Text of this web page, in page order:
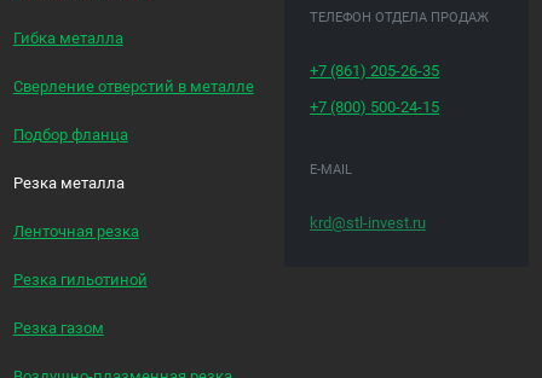
Гибка металла
Сверление отверстий в металле
Подбор фланца
Резка металла
Ленточная резка
Резка гильотиной
Резка газом
ТЕЛЕФОН ОТДЕЛА ПРОДАЖ
+7 (861)205-26-35
+7 (800) 500-24-15
E-MAIL
krd@stl-invest.ru